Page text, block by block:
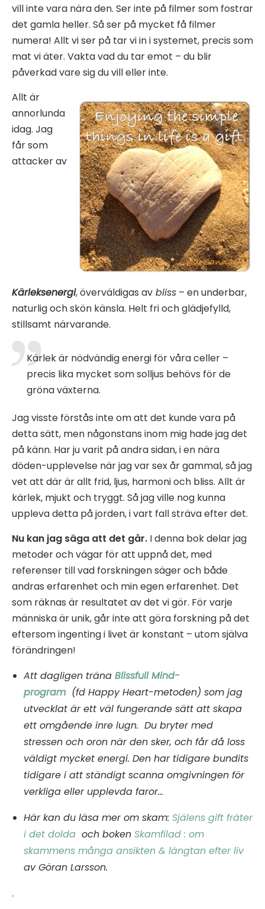
vill inte vara nära den. Ser inte på filmer som fostrar
det gamla heller. Så ser på mycket få filmer
numera! Allt vi ser på tar vi in i systemet, precis som
mat vi äter. Vakta vad du tar emot – du blir
påverkad vare sig du vill eller inte.
Allt är
annorlunda
idag. Jag
får som
attacker av
Kärleksenergi, överväldigas av bliss – en underbar,
naturlig och skön känsla. Helt fri och glädjefylld,
stillsamt närvarande.
Kärlek är nödvändig energi för våra celler –
precis lika mycket som solljus behövs för de
gröna växterna.
Jag visste förstås inte om att det kunde vara på
detta sätt, men någonstans inom mig hade jag det
på känn. Har ju varit på andra sidan, i en nära
döden-upplevelse när jag var sex år gammal, så jag
vet att där är allt frid, ljus, harmoni och bliss. Allt är
kärlek, mjukt och tryggt. Så jag ville nog kunna
uppleva detta på jorden, i vart fall sträva efter det.
Nu kan jag säga att det går. I denna bok delar jag
metoder och vägar för att uppnå det, med
referenser till vad forskningen säger och både
andras erfarenhet och min egen erfarenhet. Det
som räknas är resultatet av det vi gör. För varje
människa är unik, går inte att göra forskning på det
eftersom ingenting i livet är konstant – utom själva
förändringen!
Att dagligen träna Blissfull Mind-
program (fd Happy Heart-metoden) som jag
utvecklat är ett väl fungerande sätt att skapa
ett omgående inre lugn. Du bryter med
stressen och oron när den sker, och får då loss
väldigt mycket energi. Den har tidigare bundits
tidigare i att ständigt scanna omgivningen för
verkliga eller upplevda faror…
Här kan du läsa mer om skam: Själens gift fräter
i det dolda och boken Skamfilad : om
skammens många ansikten & längtan efter liv
av Göran Larsson.
.